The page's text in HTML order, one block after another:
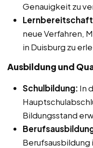
Genauigkeit zu
neue Verfahren,
in Duisburg zu
Ausbildung und
Schulbildung: In
Bildungsstand